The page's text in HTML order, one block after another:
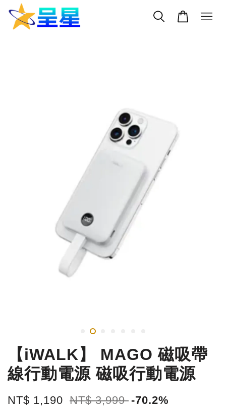
【iWALK】 MAGO 磁吸帶
線行動電源 磁吸行動電源
NT$ 1,190 NT$ 3,999 -70.2%